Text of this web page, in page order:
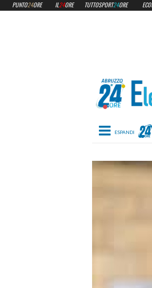
Toggle
PUNTO24ORE IL24ORE TUTTOSPORT24ORE